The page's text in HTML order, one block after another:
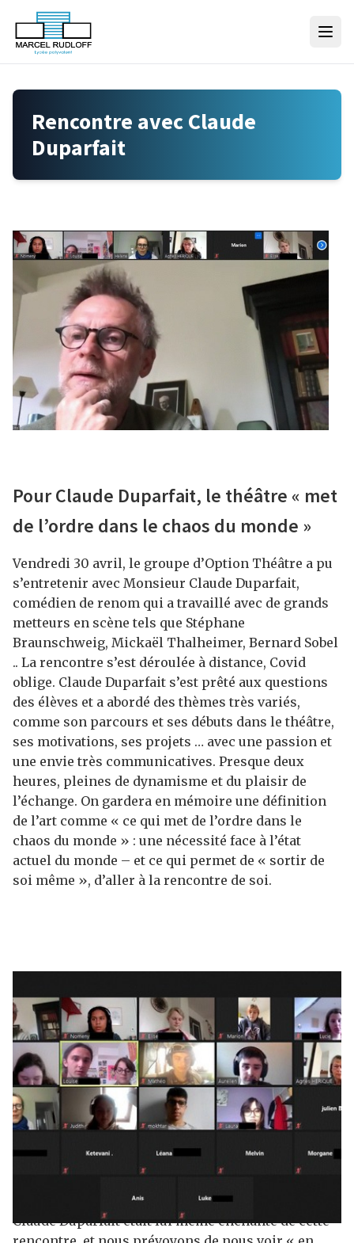
Skip to content
Rencontre avec Claude
Duparfait
Pour Claude Duparfait, le théâtre « met
de l’ordre dans le chaos du monde »
Vendredi 30 avril, le groupe d’Option Théâtre a pu
s’entretenir avec Monsieur Claude Duparfait,
comédien de renom qui a travaillé avec de grands
metteurs en scène tels que Stéphane
Braunschweig, Mickaël Thalheimer, Bernard Sobel
.. La rencontre s’est déroulée à distance, Covid
oblige. Claude Duparfait s’est prêté aux questions
des élèves et a abordé des thèmes très variés,
comme son parcours et ses débuts dans le théâtre,
ses motivations, ses projets … avec une passion et
une envie très communicatives. Presque deux
heures, pleines de dynamisme et du plaisir de
l’échange. On gardera en mémoire une définition
de l’art comme « ce qui met de l’ordre dans le
chaos du monde » : une nécessité face à l’état
actuel du monde – et ce qui permet de « sortir de
soi même », d’aller à la rencontre de soi.
Claude Duparfait était lui même enchanté de cette